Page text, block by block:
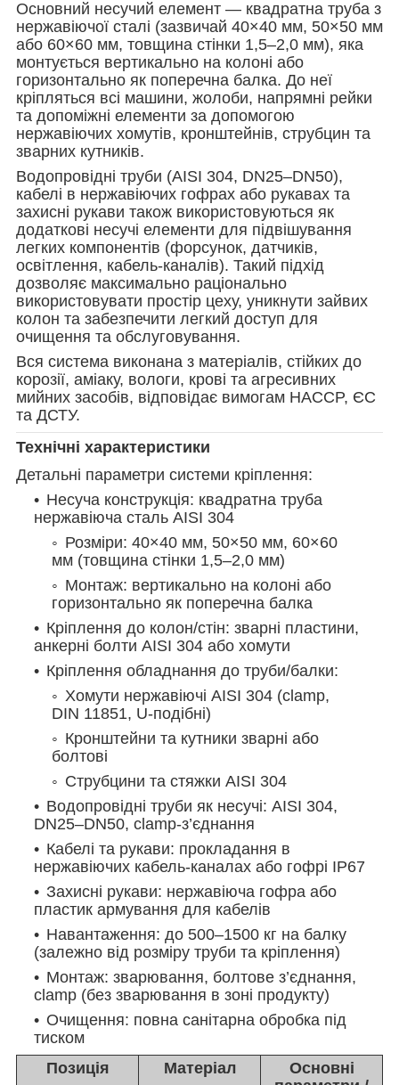
Основний несучий елемент — квадратна труба з
нержавіючої сталі (зазвичай 40×40 мм, 50×50 мм
або 60×60 мм, товщина стінки 1,5–2,0 мм), яка
монтується вертикально на колоні або
горизонтально як поперечна балка. До неї
кріпляться всі машини, жолоби, напрямні рейки
та допоміжні елементи за допомогою
нержавіючих хомутів, кронштейнів, струбцин та
зварних кутників.
Водопровідні труби (AISI 304, DN25–DN50),
кабелі в нержавіючих гофрах або рукавах та
захисні рукави також використовуються як
додаткові несучі елементи для підвішування
легких компонентів (форсунок, датчиків,
освітлення, кабель-каналів). Такий підхід
дозволяє максимально раціонально
використовувати простір цеху, уникнути зайвих
колон та забезпечити легкий доступ для
очищення та обслуговування.
Вся система виконана з матеріалів, стійких до
корозії, аміаку, вологи, крові та агресивних
мийних засобів, відповідає вимогам HACCP, ЄС
та ДСТУ.
Технічні характеристики
Детальні параметри системи кріплення:
Несуча конструкція: квадратна труба
нержавіюча сталь AISI 304
Розміри: 40×40 мм, 50×50 мм, 60×60
мм (товщина стінки 1,5–2,0 мм)
Монтаж: вертикально на колоні або
горизонтально як поперечна балка
Кріплення до колон/стін: зварні пластини,
анкерні болти AISI 304 або хомути
Кріплення обладнання до труби/балки:
Хомути нержавіючі AISI 304 (clamp,
DIN 11851, U-подібні)
Кронштейни та кутники зварні або
болтові
Струбцини та стяжки AISI 304
Водопровідні труби як несучі: AISI 304,
DN25–DN50, clamp-з’єднання
Кабелі та рукави: прокладання в
нержавіючих кабель-каналах або гофрі IP67
Захисні рукави: нержавіюча гофра або
пластик армування для кабелів
Навантаження: до 500–1500 кг на балку
(залежно від розміру труби та кріплення)
Монтаж: зварювання, болтове з’єднання,
clamp (без зварювання в зоні продукту)
Очищення: повна санітарна обробка під
тиском
Позиція
Матеріал
Основні